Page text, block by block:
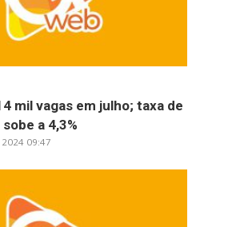
mil vagas em julho; taxa de
a 4,3%
09:47